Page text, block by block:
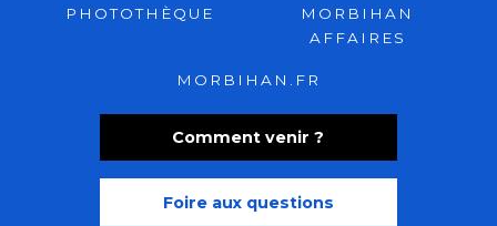
Comment venir ?
Foire aux questions
PHOTOTHÈQUE
MORBIHAN
AFFAIRES
MORBIHAN.FR